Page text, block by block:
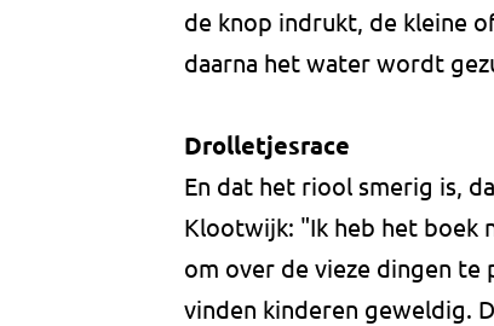
de knop indrukt, de kleine
daarna het water wordt
Drolletjesrace
En dat het riool smerig is,
Klootwijk: "Ik heb het boek
om over de vieze dingen
vinden kinderen geweldig.